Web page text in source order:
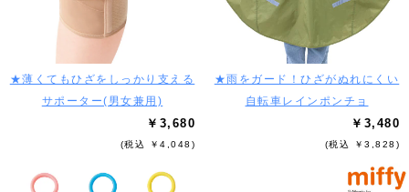
★薄くてもひざをしっかり支える
サポーター(男女兼用)
￥3,680
(税込 ￥4,048)
★雨をガード！ひざがぬれにくい
自転車レインポンチョ
￥3,480
(税込 ￥3,828)